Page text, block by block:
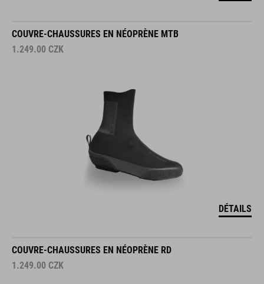
COUVRE-CHAUSSURES EN NÉOPRÈNE MTB
1.249.00 CZK
DÉTAILS
COUVRE-CHAUSSURES EN NÉOPRÈNE RD
1.249.00 CZK